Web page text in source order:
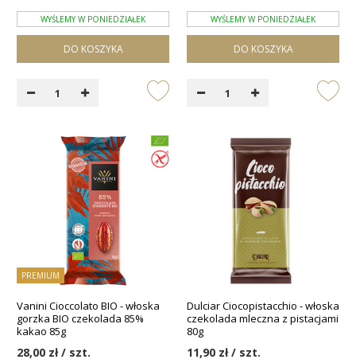
WYŚLEMY W PONIEDZIAŁEK
DO KOSZYKA
WYŚLEMY W PONIEDZIAŁEK
DO KOSZYKA
PREMIUM
Vanini Cioccolato BIO - włoska
gorzka BIO czekolada 85%
kakao 85g
28,00 zł / szt.
Dulciar Ciocopistacchio - włoska
czekolada mleczna z pistacjami
80g
11,90 zł / szt.